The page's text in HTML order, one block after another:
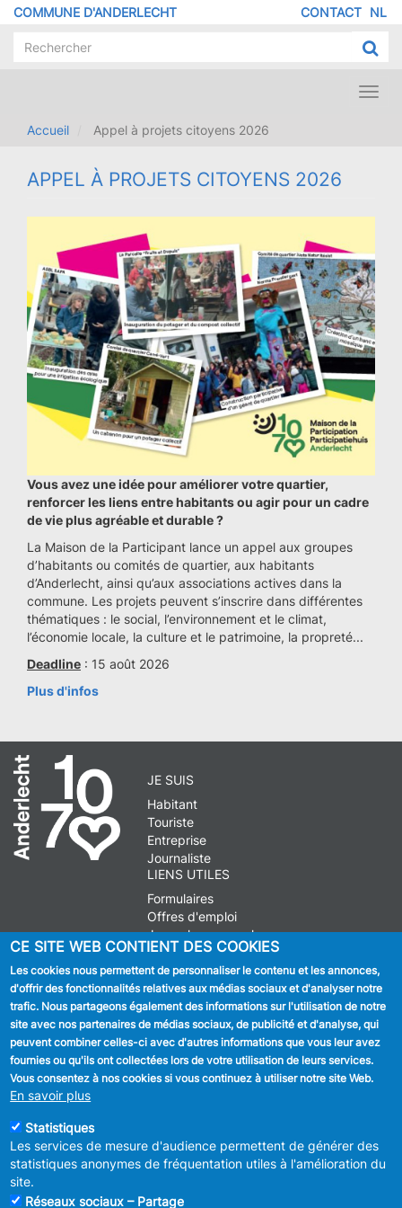
Aller
contenu
COMMUNE D'ANDERLECHT NL
DE
CONTACT
Accueil
Appel à projets citoyens 2026
APPEL À PROJETS CITOYENS 2026
Vous avez une idée pour améliorer votre quartier,
renforcer les liens entre habitants ou agir pour un cadre
de vie plus agréable et durable ?
La Maison de la Participant lance un appel aux groupes
d’habitants ou comités de quartier, aux habitants
d’Anderlecht, ainsi qu’aux associations actives dans la
commune. Les projets peuvent s’inscrire dans différentes
thématiques : le social, l’environnement et le climat,
l’économie locale, la culture et le patrimoine, la propreté...
Deadline : 15 août 2026
Plus d'infos
JE SUIS
Habitant
Touriste
Entreprise
Journaliste
LIENS UTILES
Formulaires
Offres d'emploi
Journal communal
Stationnement
SUIVEZ NOUS
Facebook
Linkedin
CE SITE WEB CONTIENT DES COOKIES
Les cookies nous permettent de personnaliser le contenu et les annonces,
d'offrir des fonctionnalités relatives aux médias sociaux et d'analyser notre
trafic. Nous partageons également des informations sur l'utilisation de notre
site avec nos partenaires de médias sociaux, de publicité et d'analyse, qui
peuvent combiner celles-ci avec d'autres informations que vous leur avez
fournies ou qu'ils ont collectées lors de votre utilisation de leurs services.
Vous consentez à nos cookies si vous continuez à utiliser notre site Web.
En savoir plus
Statistiques
Les services de mesure d'audience permettent de générer des
statistiques anonymes de fréquentation utiles à l'amélioration du
site.
Réseaux sociaux – Partage